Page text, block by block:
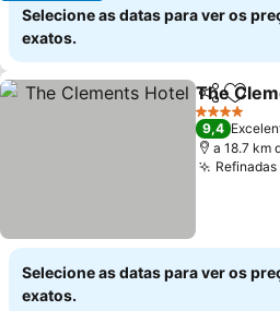
Selecione as datas para ver os
exatos.
Partilhar
The
4 Estrelas
9,4
a 18.7 km
Selecione as datas para ver os
exatos.